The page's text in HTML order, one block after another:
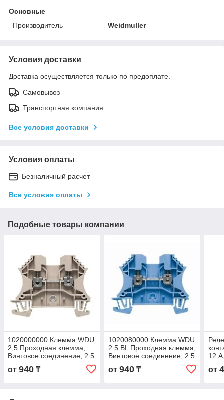
Основные
Производитель
Weidmuller
Условия доставки
Доставка осуществляется только по предоплате.
Самовывоз
Транспортная компания
Все условия доставки
Условия оплаты
Безналичный расчет
Все условия оплаты
Подобные товары компании
1020000000 Клемма WDU
2,5 Проходная клемма,
Винтовое соединение, 2.5
mm², 800 V, 24 A, Темно-
бежевый
от 940 ₸
1020080000 Клемма WDU
2.5 BL Проходная клемма,
Винтовое соединение, 2.5
mm², 800 V, 24 A, синий
от 940₸
12
от